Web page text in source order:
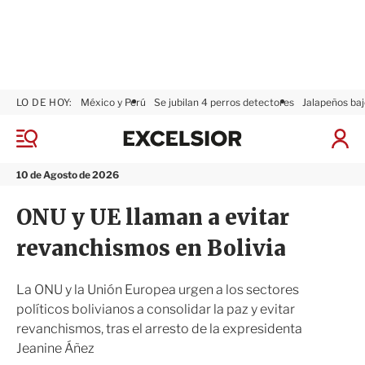
M
n
10 de Agosto de 2026
LO DE HOY: México y Perú Se jubilan 4 perros detectores Jalapeños
I
x
i
o
r
ONU y UE llaman a evitar
revanchismos en Bolivia
La ONU y la Unión Europea urgen a los sectores
políticos bolivianos a consolidar la paz y evitar
revanchismos, tras el arresto de la expresidenta
Jeanine Áñez